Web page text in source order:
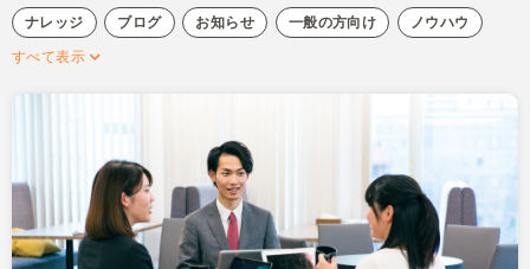
ナレッジ ブログ お知らせ 一般の方向け ノウハウ